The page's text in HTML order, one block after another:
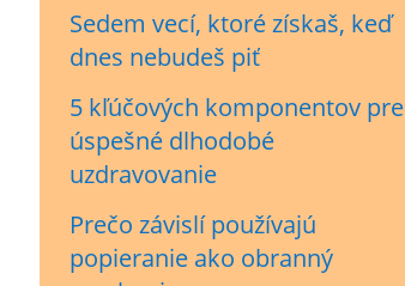
Sedem vecí, ktoré získaš, keď
dnes nebudeš piť
5 kľúčových komponentov pre
úspešné dlhodobé
uzdravovanie
Prečo závislí používajú
popieranie ako obranný